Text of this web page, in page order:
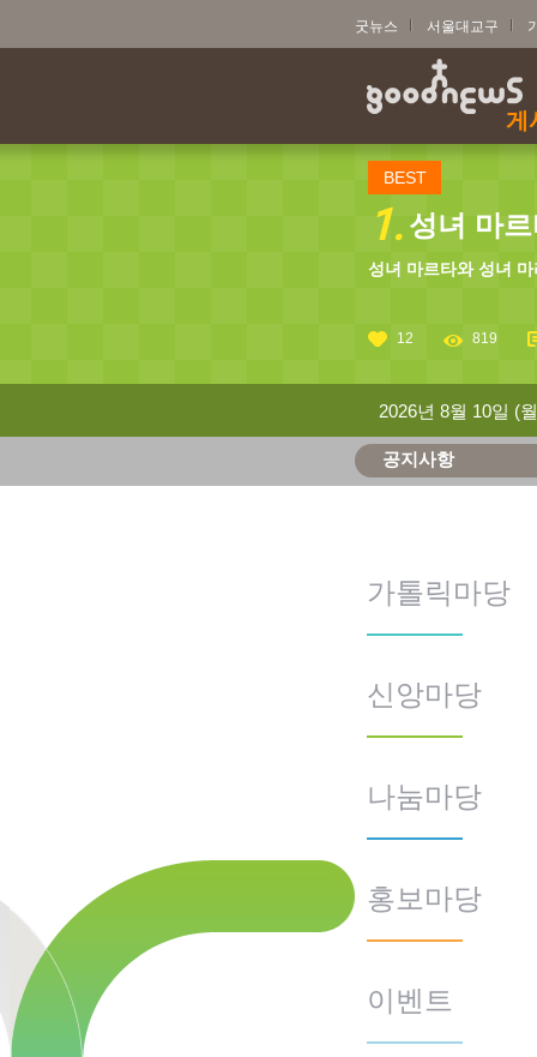
굿뉴스 서울대교구
게
BEST
1. 성녀 마
성녀 마르타와 성녀
12 819
2026년 8월 10일 (
공지사항
가톨릭마당
신앙마당
나눔마당
홍보마당
이벤트